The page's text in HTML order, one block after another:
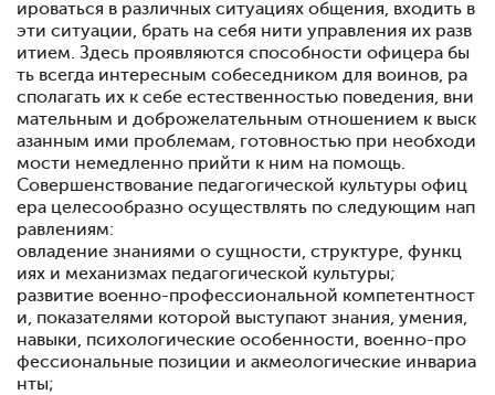
ироваться в различных ситуациях общения, входить в
эти ситуации, брать на себя нити управления их разв
итием. Здесь прояв­ляются способности офицера бы
ть всегда интересным со­беседником для воинов, ра
сполагать их к себе естественно­стью поведения, вни
мательным и доброжелательным отно­шением к выск
азанным ими проблемам, готовностью при необходи
мости немедленно прийти к ним на помощь.
Совершенствование педагогической культу­ры офиц
ера целесообразно осуществлять по следующим нап
равлениям:
овладение знаниями о сущности, структуре, функц
и­ях и механизмах педагогической культуры;
развитие военно-профессиональной компетентност
и, показателями которой выступают знания, умения,
навыки, психологические особенности, военно-про
фессиональные позиции и акмеологические инвариа
нты;